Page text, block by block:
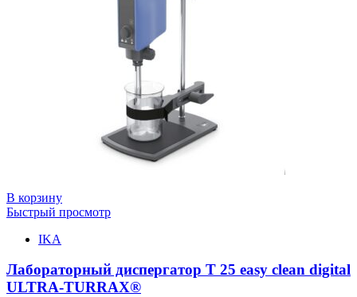
В корзину
Быстрый просмотр
IKA
Лабораторный диспергатор T 25 easy clean digital
ULTRA-TURRAX®